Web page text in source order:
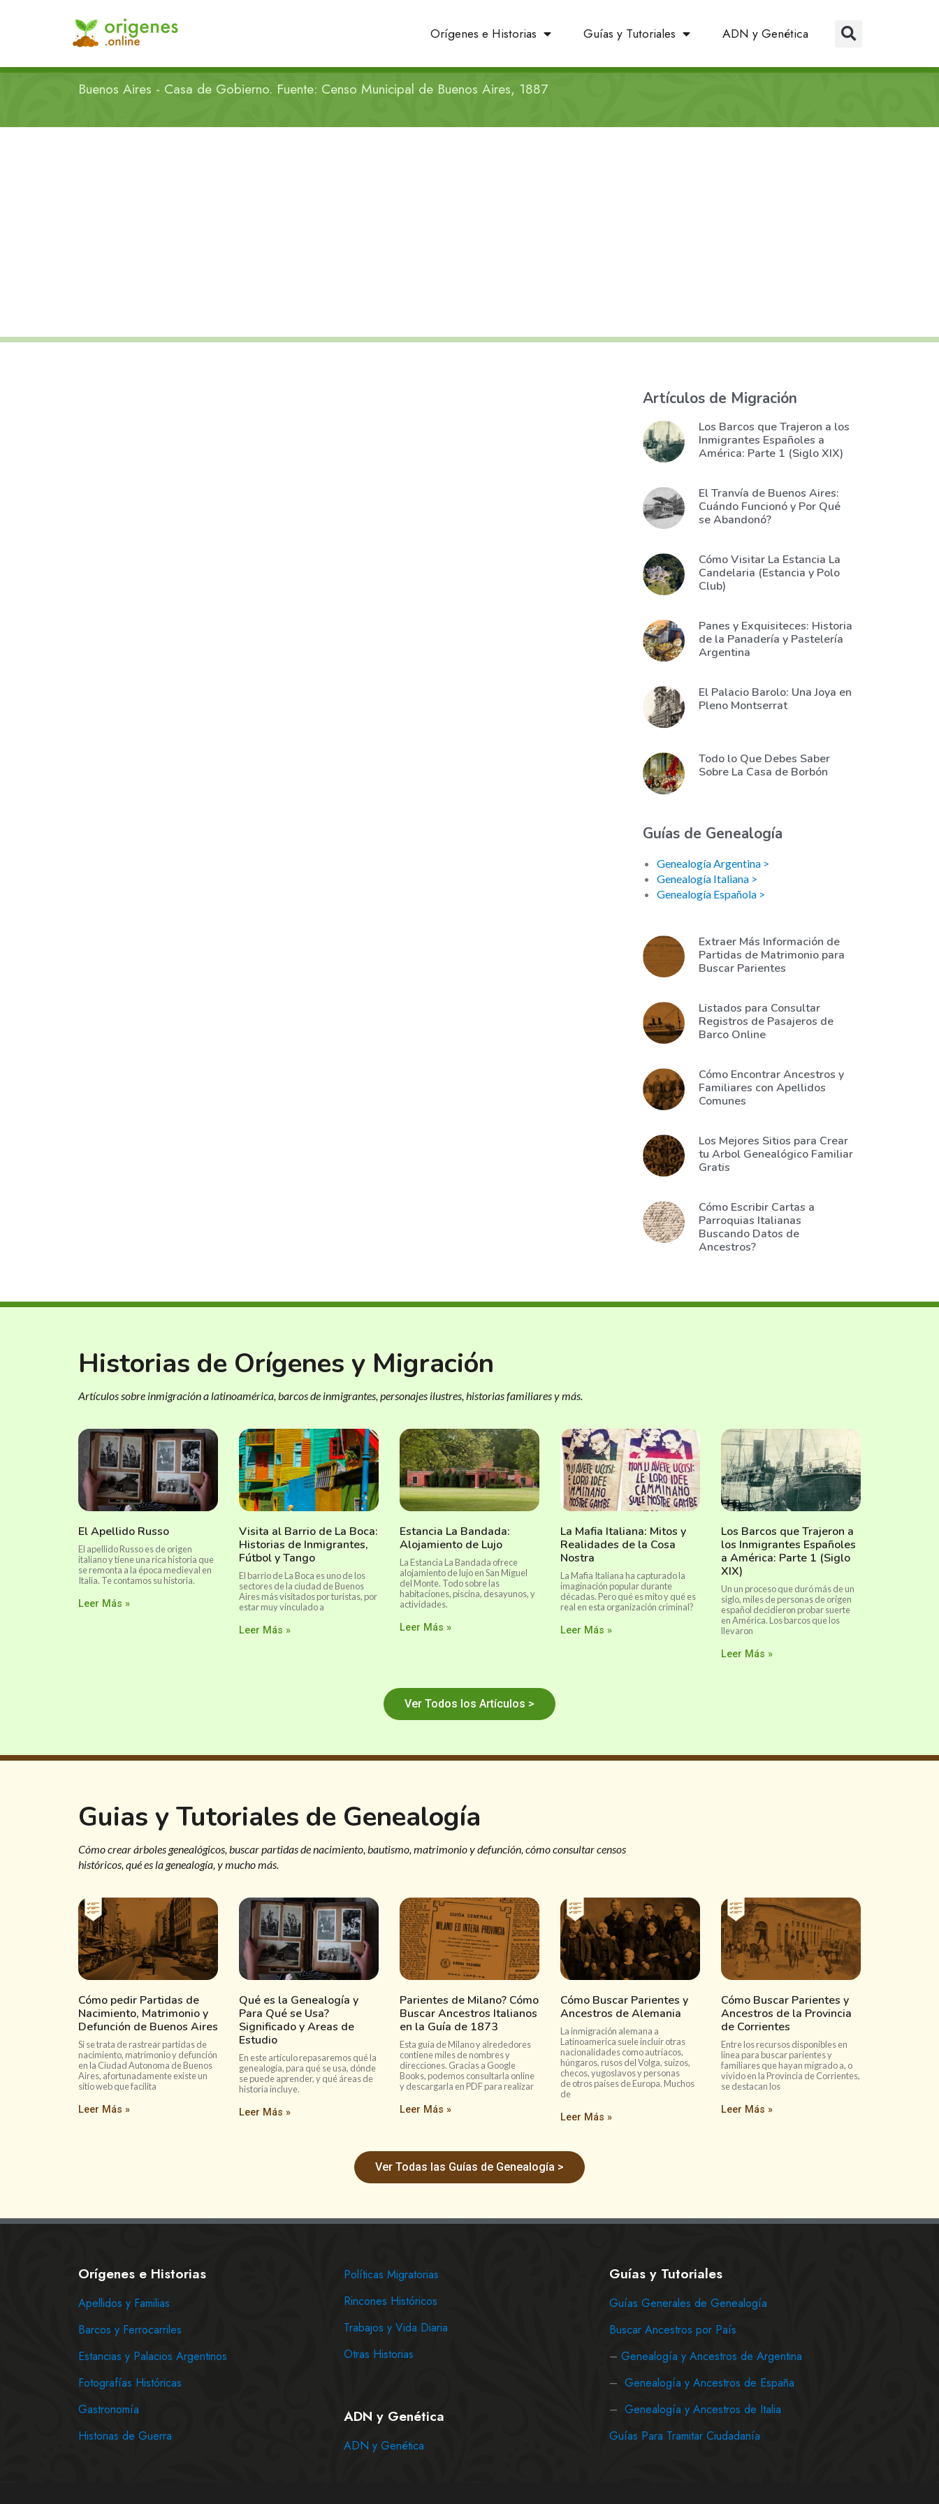
Orígenes e Historias Guías y Tutoriales ADN y Genética
Buenos Aires - Casa de Gobierno. Fuente: Censo Municipal de Buenos Aires, 1887
Artículos de Migración
Los Barcos que Trajeron a los
Inmigrantes Españoles a
América: Parte 1 (Siglo XIX)
El Tranvía de Buenos Aires:
Cuándo Funcionó y Por Qué
se Abandonó?
Cómo Visitar La Estancia La
Candelaria (Estancia y Polo
Club)
Panes y Exquisiteces: Historia
de la Panadería y Pastelería
Argentina
El Palacio Barolo: Una Joya en
Pleno Montserrat
Todo lo Que Debes Saber
Sobre La Casa de Borbón
Guías de Genealogía
Genealogía Argentina >
Genealogía Italiana >
Genealogía Española >
Extraer Más Información de
Partidas de Matrimonio para
Buscar Parientes
Listados para Consultar
Registros de Pasajeros de
Barco Online
Cómo Encontrar Ancestros y
Familiares con Apellidos
Comunes
Los Mejores Sitios para Crear
tu Arbol Genealógico Familiar
Gratis
Cómo Escribir Cartas a
Parroquias Italianas
Buscando Datos de
Ancestros?
Historias de Orígenes y Migración
Artículos sobre inmigración a latinoamérica, barcos de inmigrantes, personajes ilustres, historias familiares y más.
El Apellido Russo
El apellido Russo es de origen
italiano y tiene una rica historia que
se remonta a la época medieval en
Italia. Te contamos su historia.
Leer Más »
Visita al Barrio de La Boca:
Historias de Inmigrantes,
Fútbol y Tango
El barrio de La Boca es uno de los
sectores de la ciudad de Buenos
Aires más visitados por turistas, por
estar muy vinculado a
Leer Más »
Estancia La Bandada:
Alojamiento de Lujo
La Estancia La Bandada ofrece
alojamiento de lujo en San Miguel
del Monte. Todo sobre las
habitaciones, piscina, desayunos, y
actividades.
Leer Más »
La Mafia Italiana: Mitos y
Realidades de la Cosa
Nostra
La Mafia Italiana ha capturado la
imaginación popular durante
décadas. Pero qué es mito y qué es
real en esta organización criminal?
Leer Más »
Los Barcos que Trajeron a
los Inmigrantes Españoles
a América: Parte 1 (Siglo
XIX)
Un un proceso que duró más de un
siglo, miles de personas de orígen
español decidieron probar suerte
en América. Los barcos que los
llevaron
Leer Más »
Ver Todos los Artículos >
Guias y Tutoriales de Genealogía
Cómo crear árboles genealógicos, buscar partidas de nacimiento, bautismo, matrimonio y defunción, cómo consultar censos
históricos, qué es la genealogía, y mucho más.
Cómo pedir Partidas de
Nacimiento, Matrimonio y
Defunción de Buenos Aires
Si se trata de rastrear partidas de
nacimiento, matrimonio y defunción
en la Ciudad Autonoma de Buenos
Aires, afortunadamente existe un
sitio web que facilita
Leer Más »
Qué es la Genealogía y
Para Qué se Usa?
Significado y Areas de
Estudio
En este artículo repasaremos qué la
genealogía, para qué se usa, dónde
se puede aprender, y qué áreas de
historia incluye.
Leer Más »
Parientes de Milano? Cómo
Buscar Ancestros Italianos
en la Guía de 1873
Esta guía de Milano y alrededores
contiene miles de nombres y
direcciones. Gracias a Google
Books, podemos consultarla online
y descargarla en PDF para realizar
Leer Más »
Cómo Buscar Parientes y
Ancestros de Alemania
La inmigración alemana a
Latinoamerica suele incluir otras
nacionalidades como autríacos,
húngaros, rusos del Volga, suizos,
checos, yugoslavos y personas
de otros países de Europa. Muchos
de
Leer Más »
Cómo Buscar Parientes y
Ancestros de la Provincia
de Corrientes
Entre los recursos disponibles en
línea para buscar parientes y
familiares que hayan migrado a, o
vivido en la Provincia de Corrientes,
se destacan los
Leer Más »
Ver Todas las Guías de Genealogía >
Orígenes e Historias
Apellidos y Familias
Barcos y Ferrocarriles
Estancias y Palacios Argentinos
Fotografías Históricas
Gastronomía
Historias de Guerra
Políticas Migratorias
Rincones Históricos
Trabajos y Vida Diaria
Otras Historias
ADN y Genética
ADN y Genética
Guías y Tutoriales
Guías Generales de Genealogía
Buscar Ancestros por País
– Genealogía y Ancestros de Argentina
– Genealogía y Ancestros de España
– Genealogía y Ancestros de Italia
Guías Para Tramitar Ciudadanía